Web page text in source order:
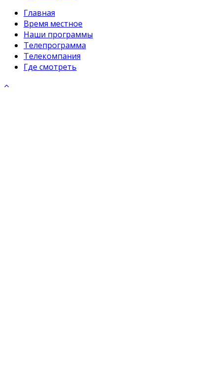
Главная
Время местное
Наши программы
Телепрограмма
Телекомпания
Где смотреть